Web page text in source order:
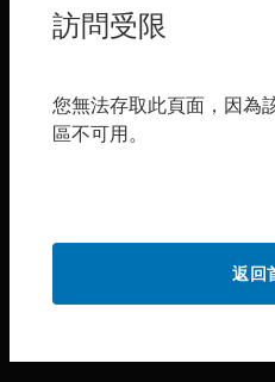
toggle view
服务
行业
toggle view
訪問受限
您無法存取此頁面，因為
區不可用。
返回